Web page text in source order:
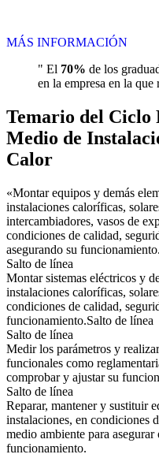
MÁS INFORMACIÓN
" El 70% de los
en la empresa en la
Temario del Ciclo
Medio de
Calor
«Montar equipos y demás
instalaciones caloríficas,
intercambiadores, vasos de
condiciones de calidad,
asegurando su
Salto de línea
Montar sistemas eléctricos y
instalaciones caloríficas,
condiciones de calidad,
funcionamiento.Salto de línea
Salto de línea
Medir los parámetros y
funcionales como
comprobar y ajustar su
Salto de línea
Reparar, mantener y sustituir
instalaciones, en condiciones
medio ambiente para
funcionamiento.